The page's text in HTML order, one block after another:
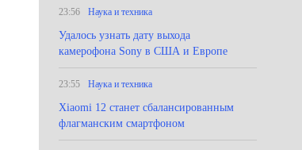
23:56 Наука и техника
Удалось узнать дату выхода
камерофона Sony в США и Европе
23:55 Наука и техника
Xiaomi 12 станет сбалансированным
флагманским смартфоном